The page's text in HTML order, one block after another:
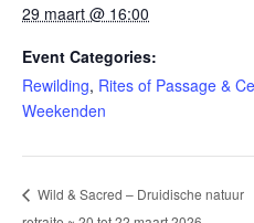
29 maart @ 16:00
Event Categories:
Rewilding, Rites of Passage &
Weekenden
Wild & Sacred – Druidische natuur